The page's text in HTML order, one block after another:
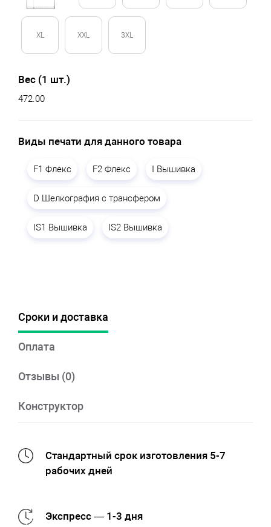
XL XXL 3XL
Вес (1 шт.)
472.00
Виды печати для данного товара
F1 Флекс F2 Флекс I Вышивка
D Шелкография с трансфером
IS1 Вышивка IS2 Вышивка
Сроки и доставка
Оплата
Отзывы (0)
Конструктор
Стандартный срок изготовления 5-7
рабочих дней
Экспресс — 1-3 дня